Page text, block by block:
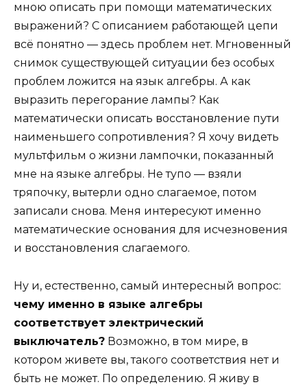
мною описать при помощи математических
выражений? С описанием работающей цепи
всё понятно — здесь проблем нет. Мгновенный
снимок существующей ситуации без особых
проблем ложится на язык алгебры. А как
выразить перегорание лампы? Как
математически описать восстановление пути
наименьшего сопротивления? Я хочу видеть
мультфильм о жизни лампочки, показанный
мне на языке алгебры. Не тупо — взяли
тряпочку, вытерли одно слагаемое, потом
записали снова. Меня интересуют именно
математические основания для исчезновения
и восстановления слагаемого.
Ну и, естественно, самый интересный вопрос:
чему именно в языке алгебры
соответствует электрический
выключатель? Возможно, в том мире, в
котором живете вы, такого соответствия нет и
быть не может. По определению. Я живу в